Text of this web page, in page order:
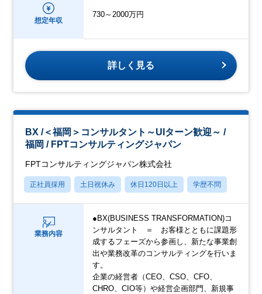
想定年収
730～2000万円
詳しく見る
BX /＜福岡＞コンサルタント～UIターン歓迎～ /
福岡 / FPTコンサルティングジャパン
FPTコンサルティングジャパン株式会社
正社員採用 土日祝休み 休日120日以上 学歴不問
業務内容
●BX(BUSINESS TRANSFORMATION)コ
ンサルタント ＝ お客様とともに課題形
成するフェーズから参画し、新たな事業創
出や業務改革のコンサルティングを行いま
す。
企業の経営者（CEO、CSO、CFO、
CHRO、CIO等）や経営企画部門、新規事